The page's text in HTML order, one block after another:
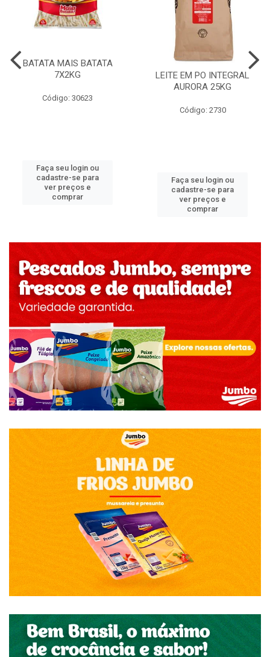
BATATA MAIS BATATA
7X2KG
Código: 30623
Faça seu login ou
cadastre-se para
ver preços e
comprar
LEITE EM PO INTEGRAL
AURORA 25KG
Código: 2730
Faça seu login ou
cadastre-se para
ver preços e
comprar